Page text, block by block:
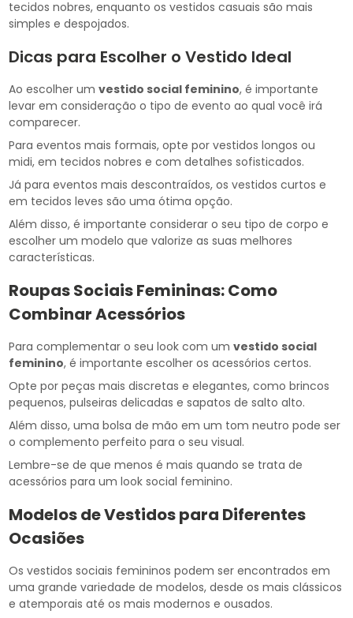
tecidos nobres, enquanto os vestidos casuais são mais
simples e despojados.
Dicas para Escolher o Vestido Ideal
Ao escolher umvestido social feminino, é importante
levar em consideração o tipo de evento ao qual você irá
comparecer.
Para eventos mais formais, opte por vestidos longos ou
midi, em tecidos nobres e com detalhes sofisticados.
Já para eventos mais descontraídos, os vestidos curtos e
em tecidos leves são uma ótima opção.
Além disso, é importante considerar o seu tipo de corpo e
escolher um modelo que valorize as suas melhores
características.
Roupas Sociais Femininas: Como
Combinar Acessórios
Para complementar o seu look com umvestido social
feminino, é importante escolher os acessórios certos.
Opte por peças mais discretas e elegantes, como brincos
pequenos, pulseiras delicadas e sapatos de salto alto.
Além disso, uma bolsa de mão em um tom neutro pode ser
o complemento perfeito para o seu visual.
Lembre-se de que menos é mais quando se trata de
acessórios para um look social feminino.
Modelos de Vestidos para Diferentes
Ocasiões
Os vestidos sociais femininos podem ser encontrados em
uma grande variedade de modelos, desde os mais clássicos
e atemporais até os mais modernos e ousados.